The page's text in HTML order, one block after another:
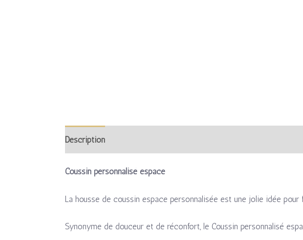
Description
Coussin personnalisé espace
La housse de coussin espace personnalisée est une jolie idée
Synonyme de douceur et de réconfort, le Coussin personnalisé